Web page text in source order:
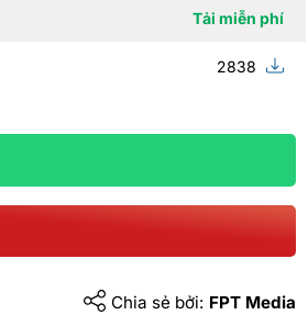
Tải miễn phí
2838
Chia sẻ bởi: FPT Media